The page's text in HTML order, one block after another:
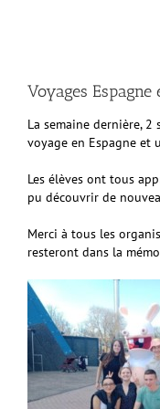
Voyages
La semaine dernière,
voyage en Espagne et
Les élèves ont tous
pu découvrir de
Merci à tous les
resteront dans la